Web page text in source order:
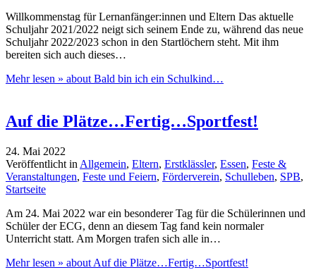
Willkommenstag für Lernanfänger:innen und Eltern Das aktuelle
Schuljahr 2021/2022 neigt sich seinem Ende zu, während das neue
Schuljahr 2022/2023 schon in den Startlöchern steht. Mit ihm
bereiten sich auch dieses…
Mehr lesen » about Bald bin ich ein Schulkind…
Auf die Plätze…Fertig…Sportfest!
24. Mai 2022
Veröffentlicht in Allgemein, Eltern, Erstklässler, Essen, Feste &
Veranstaltungen, Feste und Feiern, Förderverein, Schulleben, SPB,
Startseite
Am 24. Mai 2022 war ein besonderer Tag für die Schülerinnen und
Schüler der ECG, denn an diesem Tag fand kein normaler
Unterricht statt. Am Morgen trafen sich alle in…
Mehr lesen » about Auf die Plätze…Fertig…Sportfest!